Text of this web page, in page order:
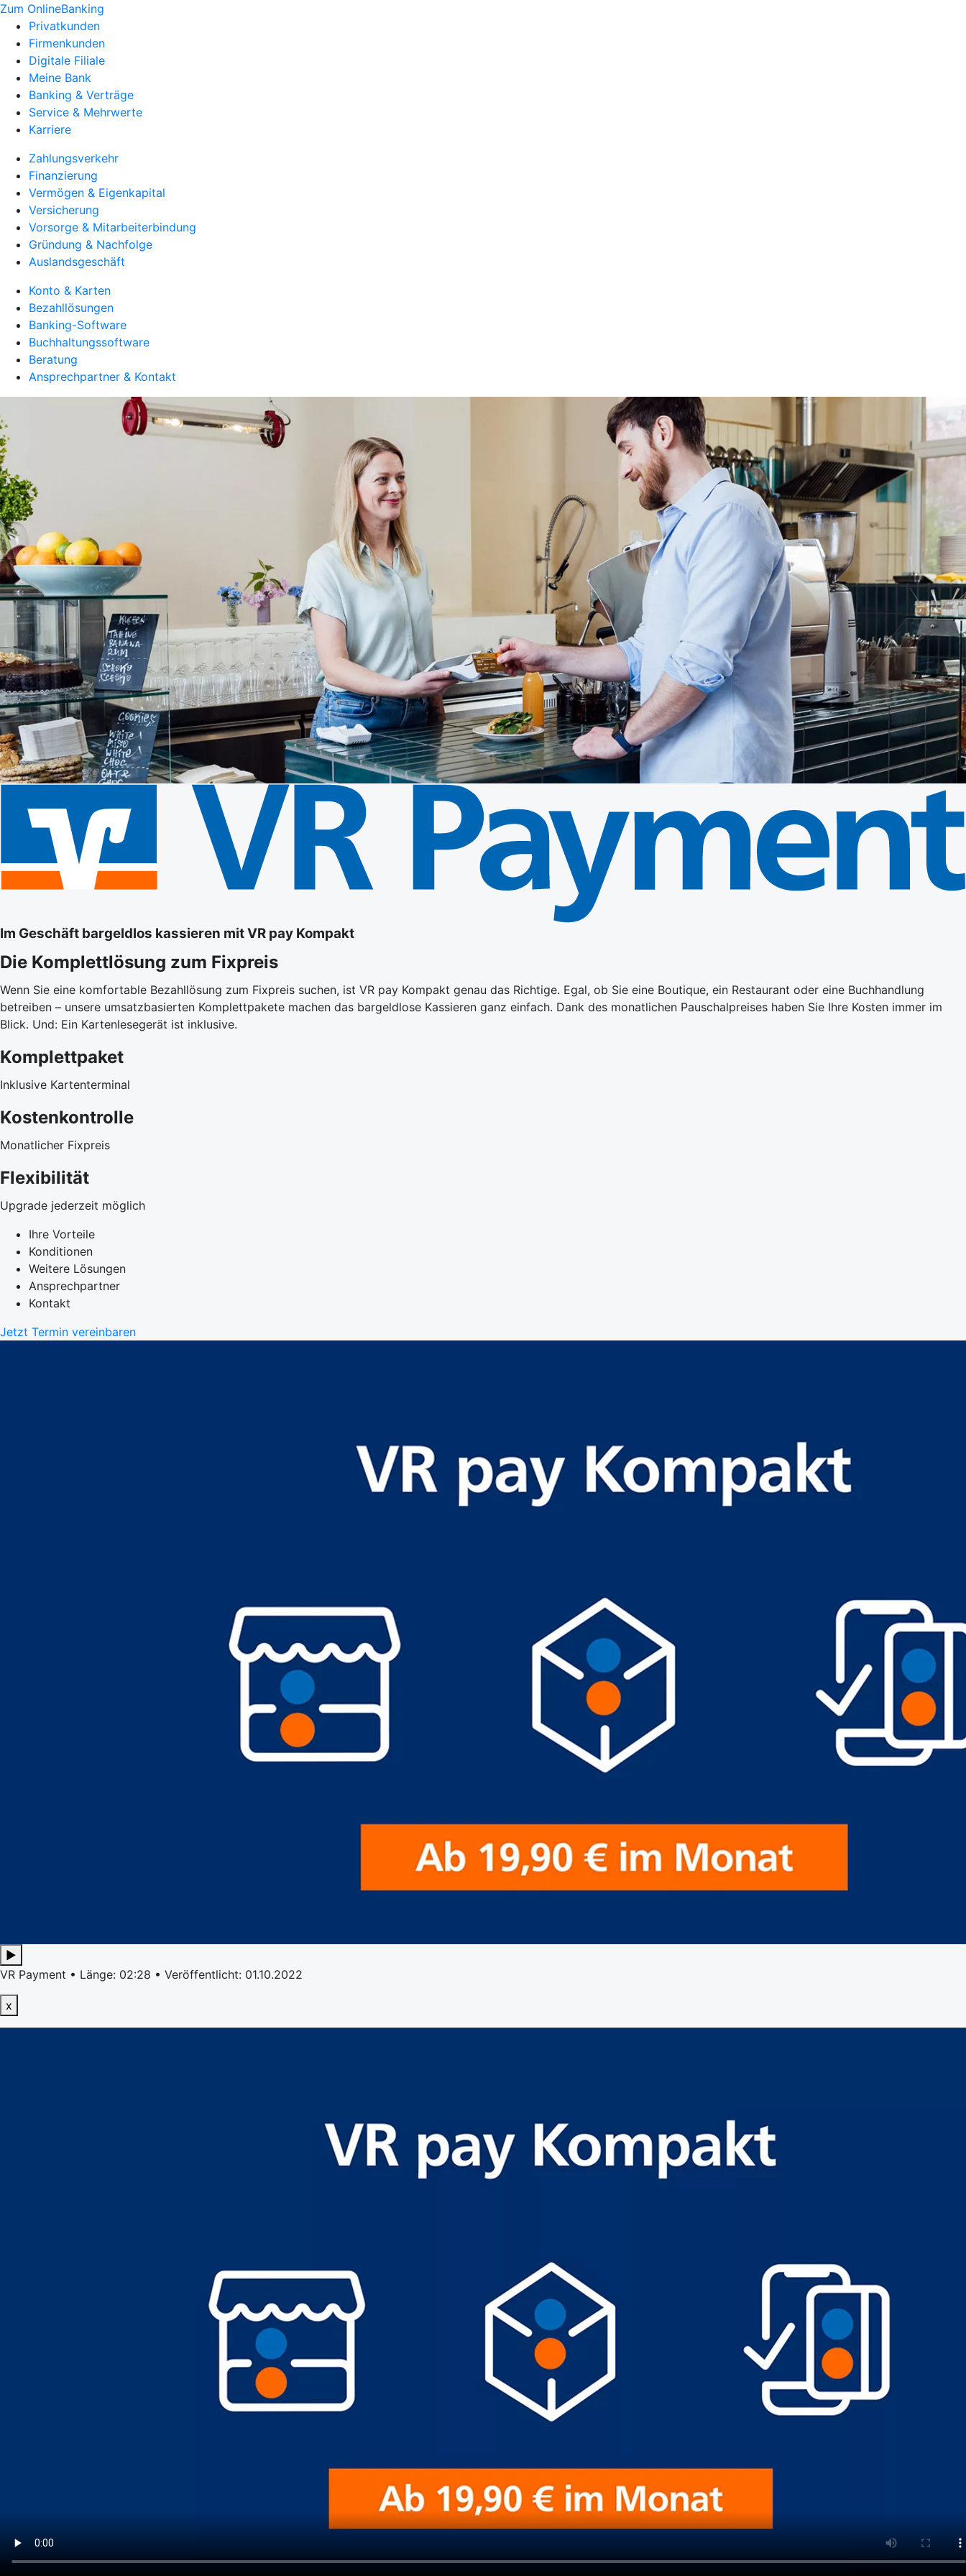
Zum OnlineBanking
Privatkunden
Firmenkunden
Digitale Filiale
Meine Bank
Banking & Verträge
Service & Mehrwerte
Karriere
Zahlungsverkehr
Finanzierung
Vermögen & Eigenkapital
Versicherung
Vorsorge & Mitarbeiterbindung
Gründung & Nachfolge
Auslandsgeschäft
Konto & Karten
Bezahllösungen
Banking-Software
Buchhaltungssoftware
Beratung
Ansprechpartner & Kontakt
Im Geschäft bargeldlos kassieren mit VR pay Kompakt
Die Komplettlösung zum Fixpreis
Wenn Sie eine komfortable Bezahllösung zum Fixpreis suchen, ist VR pay Kompakt genau das Richtige. Egal, ob Sie eine Boutique, ein Restaurant oder eine Buchhandlung
betreiben – unsere umsatzbasierten Komplettpakete machen das bargeldlose Kassieren ganz einfach. Dank des monatlichen Pauschalpreises haben Sie Ihre Kosten immer im
Blick. Und: Ein Kartenlesegerät ist inklusive.
Komplettpaket
Inklusive Kartenterminal
Kostenkontrolle
Monatlicher Fixpreis
Flexibilität
Upgrade jederzeit möglich
Ihre Vorteile
Konditionen
Weitere Lösungen
Ansprechpartner
Kontakt
Jetzt Termin vereinbaren
▶
VR Payment • Länge: 02:28 • Veröffentlicht: 01.10.2022
x